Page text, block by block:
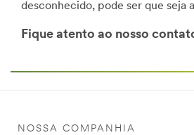
desconhecido, pode ser que seja
Fique atento ao nosso
NOSSA COMPANHIA